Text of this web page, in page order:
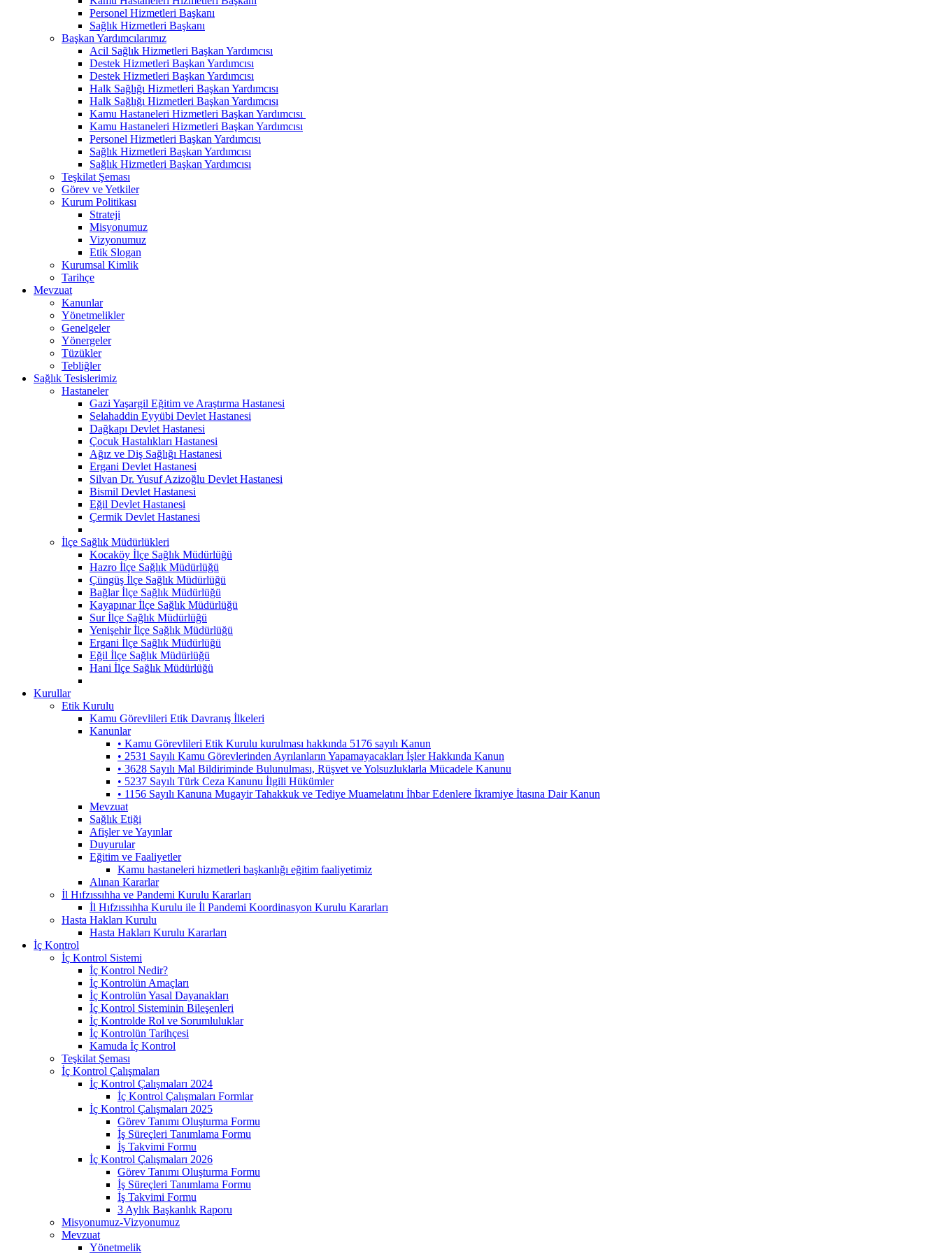
Personel Hizmetleri Başkanı
Sağlık Hizmetleri Başkanı
Başkan Yardımcılarımız
Acil Sağlık Hizmetleri Başkan Yardımcısı
Destek Hizmetleri Başkan Yardımcısı
Destek Hizmetleri Başkan Yardımcısı
Halk Sağlığı Hizmetleri Başkan Yardımcısı
Halk Sağlığı Hizmetleri Başkan Yardımcısı
Kamu Hastaneleri Hizmetleri Başkan Yardımcısı ​
Kamu Hastaneleri Hizmetleri Başkan Yardımcısı
Personel Hizmetleri Başkan Yardımcısı
Sağlık Hizmetleri Başkan Yardımcısı
Sağlık Hizmetleri Başkan Yardımcısı
Teşkilat Şeması
Görev ve Yetkiler
Kurum Politikası
Strateji
Misyonumuz
Vizyonumuz
Etik Slogan
Kurumsal Kimlik
Tarihçe
Mevzuat
Kanunlar
Yönetmelikler
Genelgeler
Yönergeler
Tüzükler
Tebliğler
Sağlık Tesislerimiz
Hastaneler
Gazi Yaşargil Eğitim ve Araştırma Hastanesi
Selahaddin Eyyübi Devlet Hastanesi
Dağkapı Devlet Hastanesi
Çocuk Hastalıkları Hastanesi
Ağız ve Diş Sağlığı Hastanesi
Ergani Devlet Hastanesi
Silvan Dr. Yusuf Azizoğlu Devlet Hastanesi
Bismil Devlet Hastanesi
Eğil Devlet Hastanesi
Çermik Devlet Hastanesi
İlçe Sağlık Müdürlükleri
Kocaköy İlçe Sağlık Müdürlüğü
Hazro İlçe Sağlık Müdürlüğü
Çüngüş İlçe Sağlık Müdürlüğü
Bağlar İlçe Sağlık Müdürlüğü
Kayapınar İlçe Sağlık Müdürlüğü
Sur İlçe Sağlık Müdürlüğü
Yenişehir İlçe Sağlık Müdürlüğü
Ergani İlçe Sağlık Müdürlüğü
Eğil İlçe Sağlık Müdürlüğü
Hani İlçe Sağlık Müdürlüğü
Kurullar
Etik Kurulu
Kamu Görevlileri Etik Davranış İlkeleri
Kanunlar
• Kamu Görevlileri Etik Kurulu kurulması hakkında 5176 sayılı Kanun
• 2531 Sayılı Kamu Görevlerinden Ayrılanların Yapamayacakları İşler Hakkında Kanun
• 3628 Sayılı Mal Bildiriminde Bulunulması, Rüşvet ve Yolsuzluklarla Mücadele Kanunu
• 5237 Sayılı Türk Ceza Kanunu İlgili Hükümler
• 1156 Sayılı Kanuna Mugayir Tahakkuk ve Tediye Muamelatını İhbar Edenlere İkramiye İtasına Dair Kanun
Mevzuat
Sağlık Etiği
Afişler ve Yayınlar
Duyurular
Eğitim ve Faaliyetler
Kamu hastaneleri hizmetleri başkanlığı eğitim faaliyetimiz
Alınan Kararlar
İl Hıfzıssıhha ve Pandemi Kurulu Kararları
İl Hıfzıssıhha Kurulu ile İl Pandemi Koordinasyon Kurulu Kararları
Hasta Hakları Kurulu
Hasta Hakları Kurulu Kararları
İç Kontrol
İç Kontrol Sistemi
İç Kontrol Nedir?
İç Kontrolün Amaçları
İç Kontrolün Yasal Dayanakları
İç Kontrol Sisteminin Bileşenleri
İç Kontrolde Rol ve Sorumluluklar
İç Kontrolün Tarihçesi
Kamuda İç Kontrol
Teşkilat Şeması
İç Kontrol Çalışmaları
İç Kontrol Çalışmaları 2024
İç Kontrol Çalışmaları Formlar
İç Kontrol Çalışmaları 2025
Görev Tanımı Oluşturma Formu
İş Süreçleri Tanımlama Formu
İş Takvimi Formu
İç Kontrol Çalışmaları 2026
Görev Tanımı Oluşturma Formu
İş Süreçleri Tanımlama Formu
İş Takvimi Formu
3 Aylık Başkanlık Raporu
Misyonumuz-Vizyonumuz
Mevzuat
Yönetmelik